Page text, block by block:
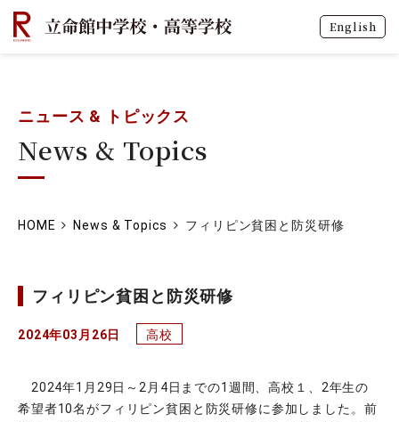
English
ニュース & トピックス
News & Topics
HOME News & Topics フィリピン貧困と防災研修
フィリピン貧困と防災研修
2024年03月26日 高校
2024年1月29日～2月4日までの1週間、高校１、2年生の
希望者10名がフィリピン貧困と防災研修に参加しました。前